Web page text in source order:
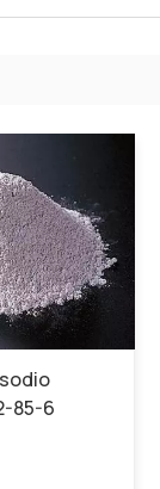
85-6